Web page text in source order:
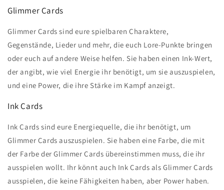
Glimmer Cards
Glimmer Cards sind eure spielbaren Charaktere,
Gegenstände, Lieder und mehr, die euch Lore-Punkte bringen
oder euch auf andere Weise helfen. Sie haben einen Ink-Wert,
der angibt, wie viel Energie ihr benötigt, um sie auszuspielen,
und eine Power, die ihre Stärke im Kampf anzeigt.
Ink Cards
Ink Cards sind eure Energiequelle, die ihr benötigt, um
Glimmer Cards auszuspielen. Sie haben eine Farbe, die mit
der Farbe der Glimmer Cards übereinstimmen muss, die ihr
ausspielen wollt. Ihr könnt auch Ink Cards als Glimmer Cards
ausspielen, die keine Fähigkeiten haben, aber Power haben.